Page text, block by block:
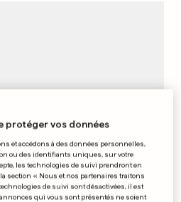
protéger vos données
et accédons à des données personnelles,
ou des identifiants uniques, sur votre
les technologies de suivi prendront en
section « Nous et nos partenaires traitons
de suivi sont désactivées, il est
qui vous sont présentés ne soient